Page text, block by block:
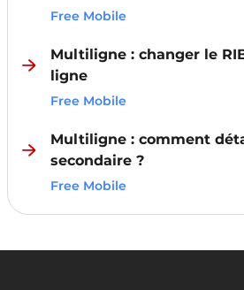
Free Mobile
Multiligne : changer le
ligne
Free Mobile
Multiligne : comment
secondaire ?
Free Mobile